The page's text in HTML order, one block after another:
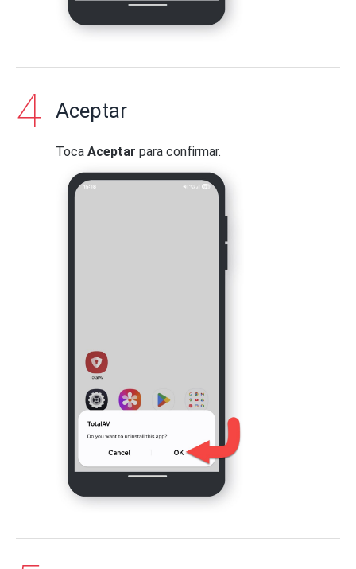
Aceptar
Toca Aceptar para confirmar.